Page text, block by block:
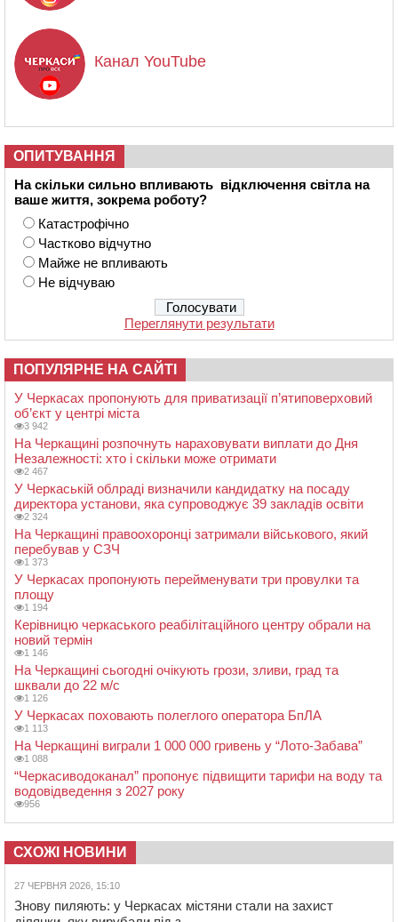
Канал YouTube
ОПИТУВАННЯ
На скільки сильно впливають відключення світла на
ваше життя, зокрема роботу?
Катастрофічно
Частково відчутно
Майже не впливають
Не відчуваю
Переглянути результати
ПОПУЛЯРНЕ НА САЙТІ
У Черкасах пропонують для приватизації п’ятиповерховий
об’єкт у центрі міста
3 942
На Черкащині розпочнуть нараховувати виплати до Дня
Незалежності: хто і скільки може отримати
2 467
У Черкаській облраді визначили кандидатку на посаду
директора установи, яка супроводжує 39 закладів освіти
2 324
На Черкащині правоохоронці затримали військового, який
перебував у СЗЧ
1 373
У Черкасах пропонують перейменувати три провулки та
площу
1 194
Керівницю черкаського реабілітаційного центру обрали на
новий термін
1 146
На Черкащині сьогодні очікують грози, зливи, град та
шквали до 22 м/с
1 126
У Черкасах поховають полеглого оператора БпЛА
1 113
На Черкащині виграли 1 000 000 гривень у “Лото-Забава”
1 088
“Черкасиводоканал” пропонує підвищити тарифи на воду та
водовідведення з 2027 року
956
СХОЖІ НОВИНИ
27 ЧЕРВНЯ 2026, 15:10
Знову пиляють: у Черкасах містяни стали на захист